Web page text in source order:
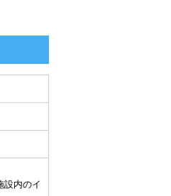
内のイ